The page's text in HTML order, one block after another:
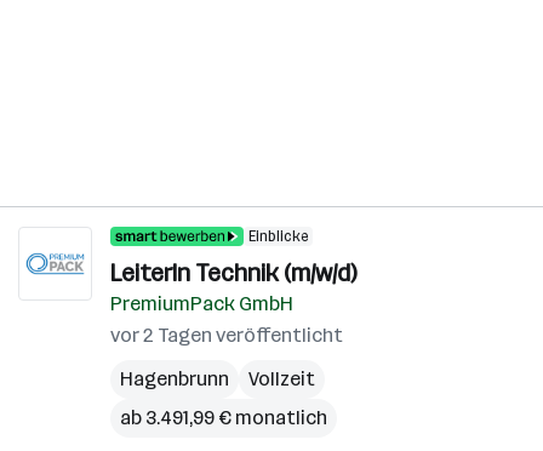
Einblicke
LeiterIn Technik (m/w/d)
PremiumPack GmbH
vor 2 Tagen veröffentlicht
Hagenbrunn
Vollzeit
ab 3.491,99 € monatlich